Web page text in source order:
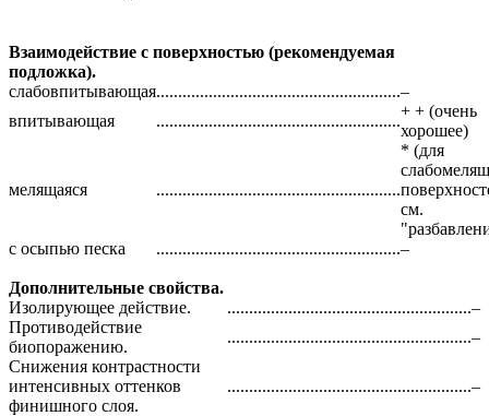
Взаимодействие с поверхностью (рекомендуемая
подложка).
слабовпитывающая........................................................–
впитывающая
........................................................
+ + (очень
хорошее)
мелящаяся ........................................................
* (для
см.
с осыпью песка
........................................................–
Дополнительные свойства.
Изолирующее действие.
........................................................–
Противодействие
биопоражению.
........................................................–
Снижения контрастности
интенсивных оттенков
финишного слоя.
........................................................–